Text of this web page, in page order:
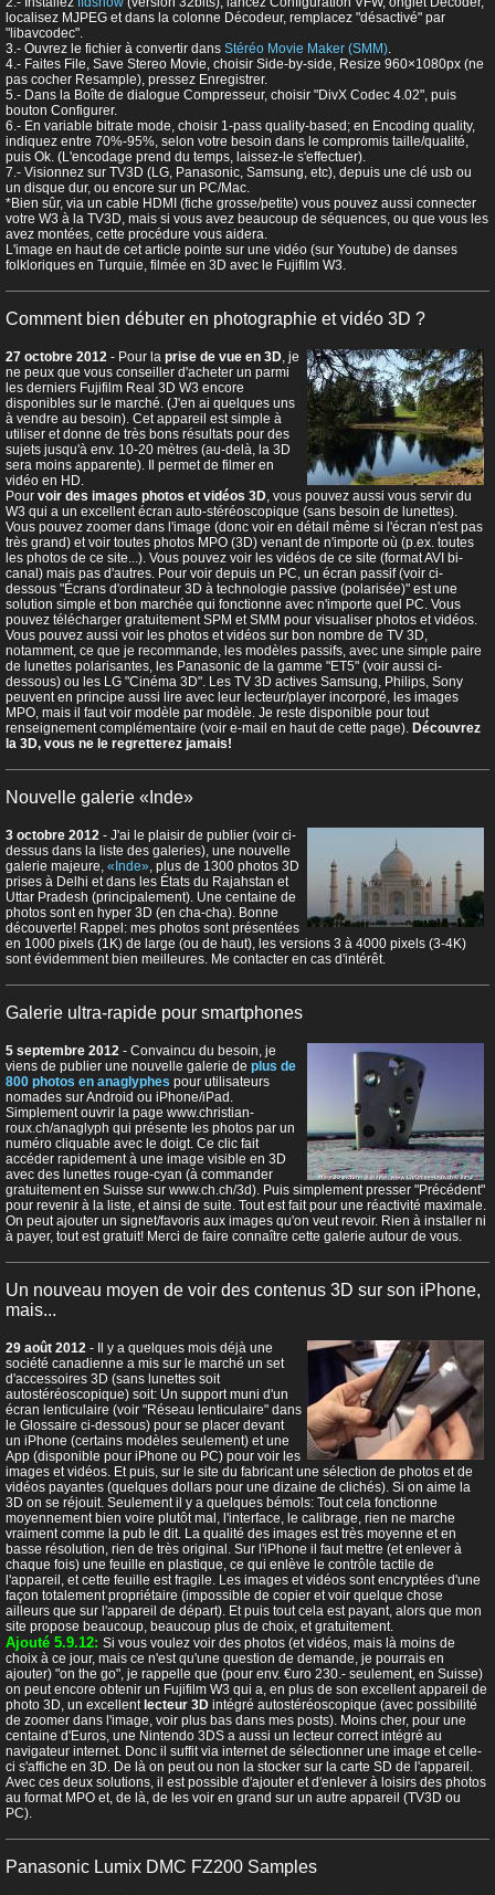
localisez MJPEG et dans la colonne Décodeur, remplacez "désactivé" par
"libavcodec".
3.- Ouvrez le fichier à convertir dans Stéréo Movie Maker (SMM).
4.- Faites File, Save Stereo Movie, choisir Side-by-side, Resize 960×1080px (ne
pas cocher Resample), pressez Enregistrer.
5.- Dans la Boîte de dialogue Compresseur, choisir "DivX Codec 4.02", puis
bouton Configurer.
6.- En variable bitrate mode, choisir 1-pass quality-based; en Encoding quality,
indiquez entre 70%-95%, selon votre besoin dans le compromis taille/qualité,
puis Ok. (L'encodage prend du temps, laissez-le s'effectuer).
7.- Visionnez sur TV3D (LG, Panasonic, Samsung, etc), depuis une clé usb ou
un disque dur, ou encore sur un PC/Mac.
*Bien sûr, via un cable HDMI (fiche grosse/petite) vous pouvez aussi connecter
votre W3 à la TV3D, mais si vous avez beaucoup de séquences, ou que vous les
avez montées, cette procédure vous aidera.
L'image en haut de cet article pointe sur une vidéo (sur Youtube) de danses
folkloriques en Turquie, filmée en 3D avec le Fujifilm W3.
Comment bien débuter en photographie et vidéo 3D ?
27 octobre 2012 - Pour la prise de vue en 3D, je
ne peux que vous conseiller d'acheter un parmi
les derniers Fujifilm Real 3D W3 encore
disponibles sur le marché. (J'en ai quelques uns
à vendre au besoin). Cet appareil est simple à
utiliser et donne de très bons résultats pour des
sujets jusqu'à env. 10-20 mètres (au-delà, la 3D
sera moins apparente). Il permet de filmer en
vidéo en HD.
Pour voir des images photos et vidéos 3D, vous pouvez aussi vous servir du
W3 qui a un excellent écran auto-stéréoscopique (sans besoin de lunettes).
Vous pouvez zoomer dans l'image (donc voir en détail même si l'écran n'est pas
très grand) et voir toutes photos MPO (3D) venant de n'importe où (p.ex. toutes
les photos de ce site...). Vous pouvez voir les vidéos de ce site (format AVI bi-
canal) mais pas d'autres. Pour voir depuis un PC, un écran passif (voir ci-
dessous "Écrans d'ordinateur 3D à technologie passive (polarisée)" est une
solution simple et bon marchée qui fonctionne avec n'importe quel PC. Vous
pouvez télécharger gratuitement SPM et SMM pour visualiser photos et vidéos.
Vous pouvez aussi voir les photos et vidéos sur bon nombre de TV 3D,
notamment, ce que je recommande, les modèles passifs, avec une simple paire
de lunettes polarisantes, les Panasonic de la gamme "ET5" (voir aussi ci-
dessous) ou les LG "Cinéma 3D". Les TV 3D actives Samsung, Philips, Sony
peuvent en principe aussi lire avec leur lecteur/player incorporé, les images
MPO, mais il faut voir modèle par modèle. Je reste disponible pour tout
renseignement complémentaire (voir e-mail en haut de cette page). Découvrez
la 3D, vous ne le regretterez jamais!
Nouvelle galerie «Inde»
3 octobre 2012 - J'ai le plaisir de publier (voir ci-
dessus dans la liste des galeries), une nouvelle
galerie majeure, «Inde», plus de 1300 photos 3D
prises à Delhi et dans les États du Rajahstan et
Uttar Pradesh (principalement). Une centaine de
photos sont en hyper 3D (en cha-cha). Bonne
découverte! Rappel: mes photos sont présentées
en 1000 pixels (1K) de large (ou de haut), les versions 3 à 4000 pixels (3-4K)
sont évidemment bien meilleures. Me contacter en cas d'intérêt.
Galerie ultra-rapide pour smartphones
5 septembre 2012 - Convaincu du besoin, je
viens de publier une nouvelle galerie de plus de
800 photos en anaglyphes pour utilisateurs
nomades sur Android ou iPhone/iPad.
Simplement ouvrir la page www.christian-
roux.ch/anaglyph qui présente les photos par un
numéro cliquable avec le doigt. Ce clic fait
accéder rapidement à une image visible en 3D
avec des lunettes rouge-cyan (à commander
gratuitement en Suisse sur www.ch.ch/3d). Puis simplement presser "Précédent"
pour revenir à la liste, et ainsi de suite. Tout est fait pour une réactivité maximale.
On peut ajouter un signet/favoris aux images qu'on veut revoir. Rien à installer ni
à payer, tout est gratuit! Merci de faire connaître cette galerie autour de vous.
Un nouveau moyen de voir des contenus 3D sur son iPhone,
mais...
29 août 2012 - Il y a quelques mois déjà une
société canadienne a mis sur le marché un set
d'accessoires 3D (sans lunettes soit
autostéréoscopique) soit: Un support muni d'un
écran lenticulaire (voir "Réseau lenticulaire" dans
le Glossaire ci-dessous) pour se placer devant
un iPhone (certains modèles seulement) et une
App (disponible pour iPhone ou PC) pour voir les
images et vidéos. Et puis, sur le site du fabricant une sélection de photos et de
vidéos payantes (quelques dollars pour une dizaine de clichés). Si on aime la
3D on se réjouit. Seulement il y a quelques bémols: Tout cela fonctionne
moyennement bien voire plutôt mal, l'interface, le calibrage, rien ne marche
vraiment comme la pub le dit. La qualité des images est très moyenne et en
basse résolution, rien de très original. Sur l'iPhone il faut mettre (et enlever à
chaque fois) une feuille en plastique, ce qui enlève le contrôle tactile de
l'appareil, et cette feuille est fragile. Les images et vidéos sont encryptées d'une
façon totalement propriétaire (impossible de copier et voir quelque chose
ailleurs que sur l'appareil de départ). Et puis tout cela est payant, alors que mon
site propose beaucoup, beaucoup plus de choix, et gratuitement.
Ajouté 5.9.12: Si vous voulez voir des photos (et vidéos, mais là moins de
choix à ce jour, mais ce n'est qu'une question de demande, je pourrais en
ajouter) "on the go", je rappelle que (pour env. €uro 230.- seulement, en Suisse)
on peut encore obtenir un Fujifilm W3 qui a, en plus de son excellent appareil de
photo 3D, un excellentlecteur 3D intégré autostéréoscopique (avec possibilité
de zoomer dans l'image, voir plus bas dans mes posts). Moins cher, pour une
centaine d'Euros, une Nintendo 3DS a aussi un lecteur correct intégré au
navigateur internet. Donc il suffit via internet de sélectionner une image et celle-
ci s'affiche en 3D. De là on peut ou non la stocker sur la carte SD de l'appareil.
Avec ces deux solutions, il est possible d'ajouter et d'enlever à loisirs des photos
au format MPO et, de là, de les voir en grand sur un autre appareil (TV3D ou
PC).
Panasonic Lumix DMC FZ200 Samples